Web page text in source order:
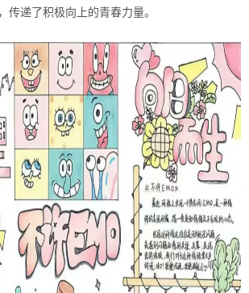
传递了积极向上的青春力量。